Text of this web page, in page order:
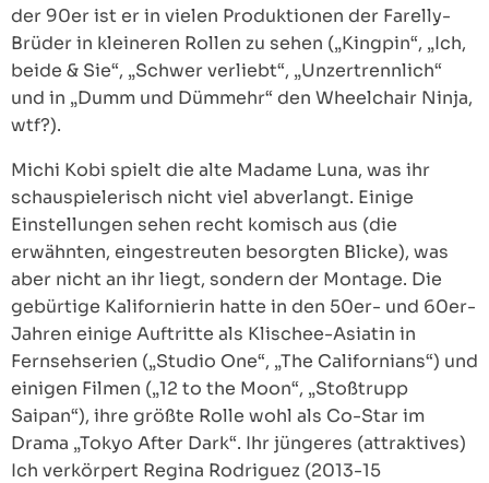
der 90er ist er in vielen Produktionen der Farelly-
Brüder in kleineren Rollen zu sehen („Kingpin“, „Ich,
beide & Sie“, „Schwer verliebt“, „Unzertrennlich“
und in „Dumm und Dümmehr“ den Wheelchair Ninja,
wtf?).
Michi Kobi spielt die alte Madame Luna, was ihr
schauspielerisch nicht viel abverlangt. Einige
Einstellungen sehen recht komisch aus (die
erwähnten, eingestreuten besorgten Blicke), was
aber nicht an ihr liegt, sondern der Montage. Die
gebürtige Kalifornierin hatte in den 50er- und 60er-
Jahren einige Auftritte als Klischee-Asiatin in
Fernsehserien („Studio One“, „The Californians“) und
einigen Filmen („12 to the Moon“, „Stoßtrupp
Saipan“), ihre größte Rolle wohl als Co-Star im
Drama „Tokyo After Dark“. Ihr jüngeres (attraktives)
Ich verkörpert Regina Rodriguez (2013-15